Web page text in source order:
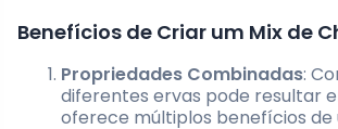
Benefícios de Criar um Mix de
Propriedades Combinadas:
diferentes ervas pode resultar
oferece múltiplos benefícios de